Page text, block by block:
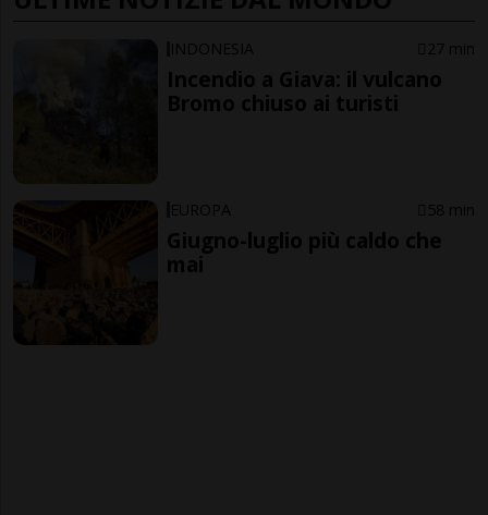
INDONESIA 27 min
Incendio a Giava: il vulcano
Bromo chiuso ai turisti
EUROPA 58 min
Giugno-luglio più caldo che
mai